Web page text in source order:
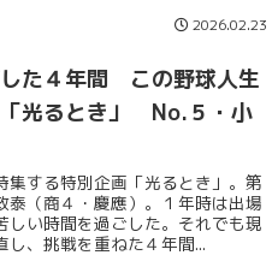
2026.02.23
した４年間 この野球人生
光るとき」 No.５・小
集する特別企画「光るとき」。第
泰（商４・慶應）。１年時は出場
い時間を過ごした。それでも現
、挑戦を重ねた４年間...